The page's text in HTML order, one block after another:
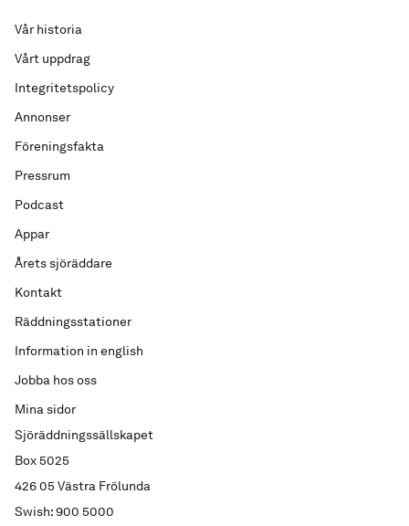
Sjöräddningssällskapet
Box 5025
426 05 Västra Frölunda
Swish: 900 5000
Vår historia
Vårt uppdrag
Integritetspolicy
Annonser
Föreningsfakta
Pressrum
Podcast
Appar
Årets sjöräddare
Kontakt
Räddningsstationer
Information in english
Jobba hos oss
Mina sidor